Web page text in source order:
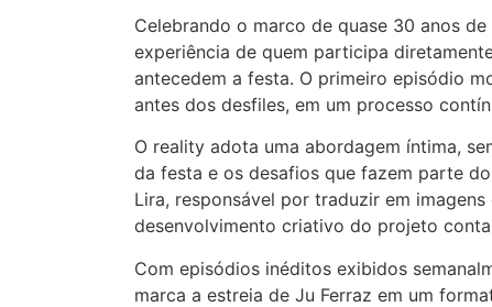
Celebrando o marco de quase 30 anos
experiência de quem participa
antecedem a festa. O primeiro episódio
antes dos desfiles, em um processo
O reality adota uma abordagem íntima,
da festa e os desafios que fazem parte
Lira, responsável por traduzir em
desenvolvimento criativo do projeto
Com episódios inéditos exibidos
marca a estreia de Ju Ferraz em um